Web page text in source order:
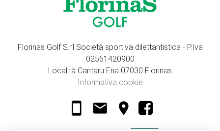
Florinas Golf S.r.l Società sportiva dilettantistica - P.Iva
02551420900
Località Cantaru Ena 07030 Florinas
Informativa cookie
smartphone email location_on